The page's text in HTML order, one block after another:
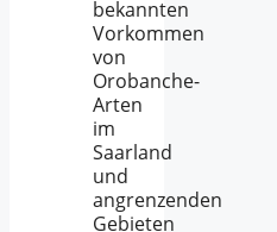
bekannten
Vorkommen
von
Orobanche-
Arten
im
Saarland
und
angrenzenden
Gebieten